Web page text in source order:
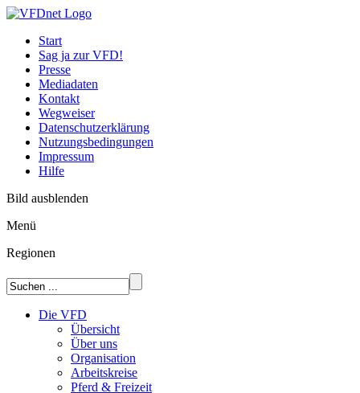
Start
Sag ja zur VFD!
Presse
Mediadaten
Kontakt
Wegweiser
Datenschutzerklärung
Nutzungsbedingungen
Impressum
Hilfe
Bild ausblenden
Menü
Regionen
Die VFD
Übersicht
Über uns
Organisation
Arbeitskreise
Pferd & Freizeit